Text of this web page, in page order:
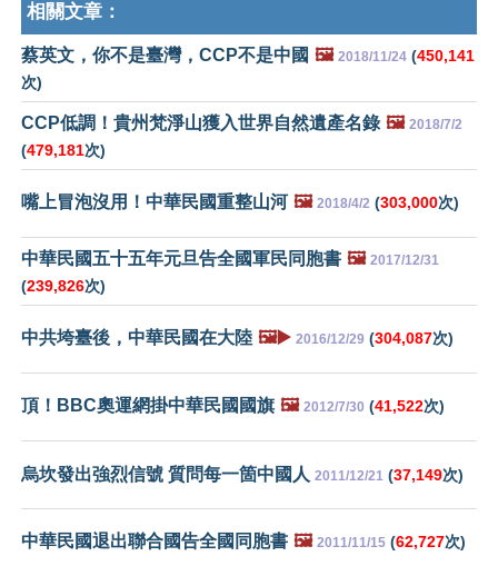
相關文章：
蔡英文，你不是臺灣，CCP不是中國 🖼️ 2018/11/24 (450,141
次)
CCP低調！貴州梵淨山獲入世界自然遺產名錄 🖼️ 2018/7/2
(479,181次)
嘴上冒泡沒用！中華民國重整山河 🖼️ 2018/4/2 (303,000次)
中華民國五十五年元旦告全國軍民同胞書 🖼️ 2017/12/31
(239,826次)
中共垮臺後，中華民國在大陸 🖼️▶️ 2016/12/29 (304,087次)
頂！BBC奧運網掛中華民國國旗 🖼️ 2012/7/30 (41,522次)
烏坎發出強烈信號 質問每一箇中國人 2011/12/21 (37,149次)
中華民國退出聯合國告全國同胞書 🖼️ 2011/11/15 (62,727次)